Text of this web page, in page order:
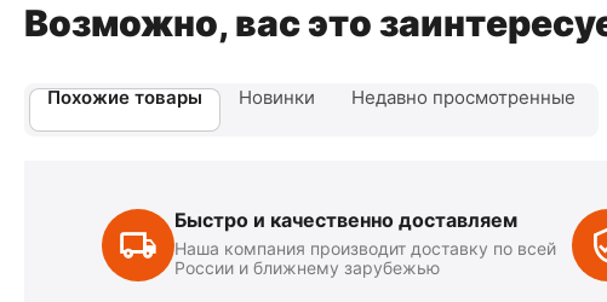
Возможно, вас это
Похожие товары Новинки Недавно просмотренные
Быстро и качественно доставляем
Наша компания производит доставку по всей
России и ближнему зарубежью